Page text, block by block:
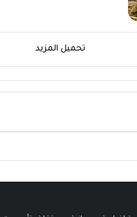
تحميل المزيد